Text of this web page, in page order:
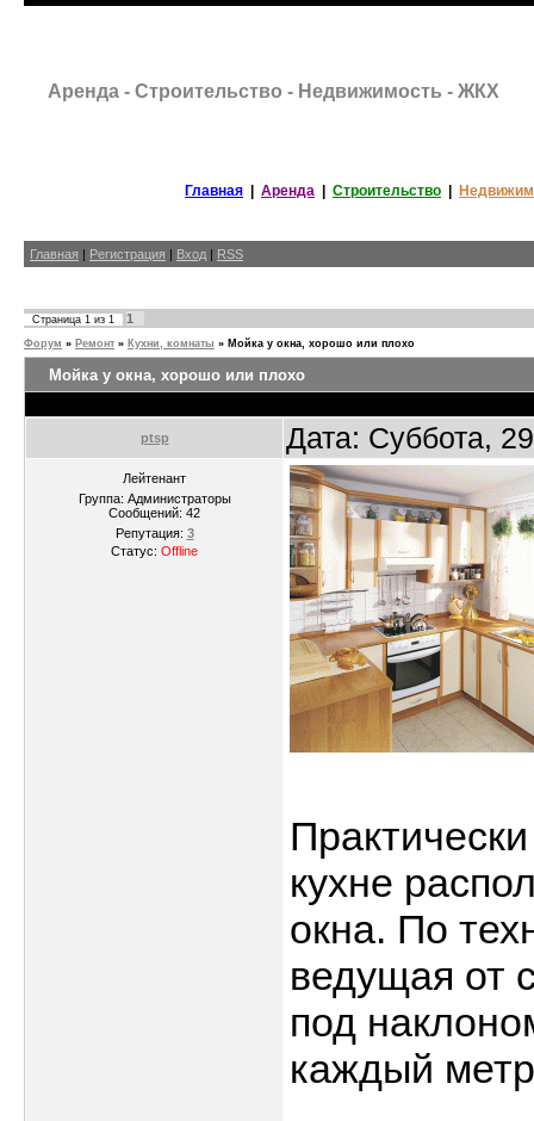
Аренда - Строительство - Недвижимость - ЖКХ
Главная Аренда Строительство
Главная Регистрация Вход RSS
Страница 1 из 1 1
Форум » Ремонт » Кухни, комнаты » Мойка у окна, хорошо или плохо
Мойка у окна, хорошо или плохо
ptsp Дата: Суббота,
Лейтенант
Группа: Администраторы
Сообщений: 42
Репутация: 3
Статус: Offline
кухне
окна. По
ведущая от
под
каждый